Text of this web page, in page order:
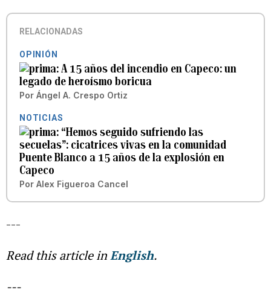
RELACIONADAS
OPINIÓN
A 15 años del incendio en Capeco: un
legado de heroísmo boricua
Por Ángel A. Crespo Ortiz
NOTICIAS
“Hemos seguido sufriendo las
secuelas”: cicatrices vivas en la comunidad
Puente Blanco a 15 años de la explosión en
Capeco
Por Alex Figueroa Cancel
---
Read this article inEnglish.
---